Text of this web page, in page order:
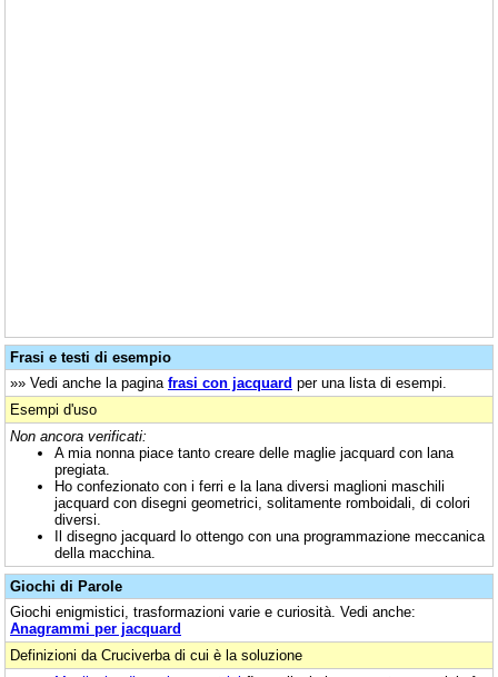
Frasi e testi di esempio
»» Vedi anche la pagina frasi con jacquard per una lista di esempi.
Esempi d'uso
Non ancora verificati:
A mia nonna piace tanto creare delle maglie jacquard con lana
pregiata.
Ho confezionato con i ferri e la lana diversi maglioni maschili
jacquard con disegni geometrici, solitamente romboidali, di colori
diversi.
Il disegno jacquard lo ottengo con una programmazione meccanica
della macchina.
Giochi di Parole
Giochi enigmistici, trasformazioni varie e curiosità. Vedi anche:
Anagrammi per jacquard
Definizioni da Cruciverba di cui è la soluzione